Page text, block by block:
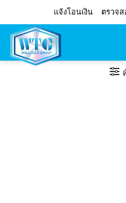
to
content
แจ้งโอนเงิน ตรวจ